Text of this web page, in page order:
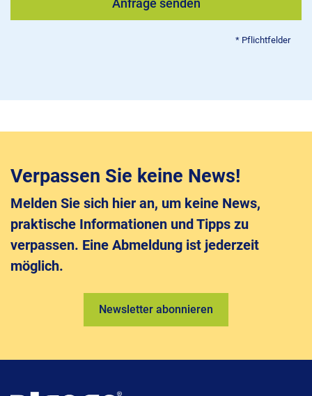
Verpassen Sie keine News!
Melden Sie sich hier an, um keine News,
praktische Informationen und Tipps zu
verpassen. Eine Abmeldung ist jederzeit
möglich.
Newsletter abonnieren